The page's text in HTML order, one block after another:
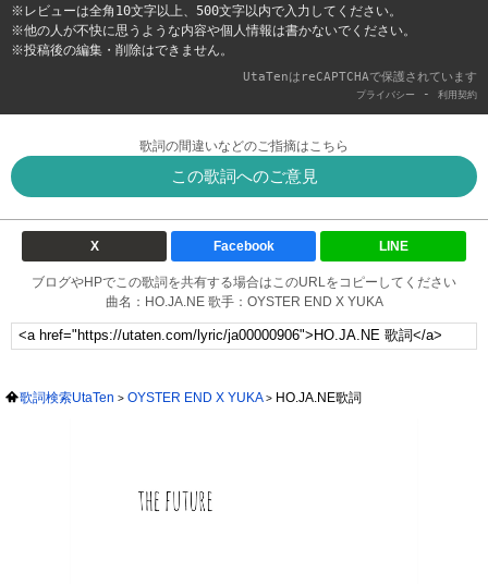
※レビューは全角10文字以上、500文字以内で入力してください。
※他の人が不快に思うような内容や個人情報は書かないでください。
※投稿後の編集・削除はできません。
UtaTenはreCAPTCHAで保護されています
プライバシー - 利用契約
歌詞の間違いなどのご指摘はこちら
この歌詞へのご意見
X Facebook LINE
ブログやHPでこの歌詞を共有する場合はこのURLをコピーしてください
曲名：HO.JA.NE 歌手：OYSTER END X YUKA
歌詞検索UtaTen OYSTER END X YUKA HO.JA.NE歌詞